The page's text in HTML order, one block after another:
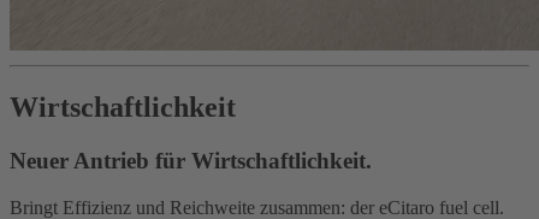
Wirtschaftlichkeit
Neuer Antrieb für Wirtschaftlichkeit.
Bringt Effizienz und Reichweite zusammen: der eCitaro fuel cell.